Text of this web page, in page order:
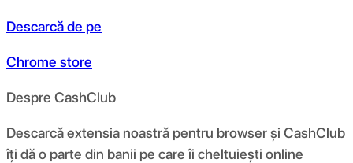
Descarcă de pe
Chrome store
Despre CashClub
Descarcă extensia noastră pentru browser și CashClub
îți dă o parte din banii pe care îi cheltuiești online